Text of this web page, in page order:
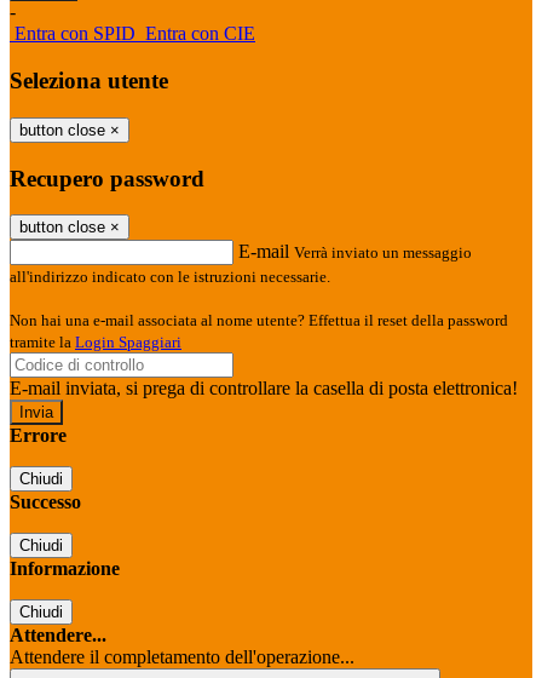
-
Entra con SPID Entra con CIE
Seleziona utente
button close ×
Recupero password
button close ×
E-mail Verrà inviato un messaggio
all'indirizzo indicato con le istruzioni necessarie.
Non hai una e-mail associata al nome utente? Effettua il reset della password
tramite la Login Spaggiari
E-mail inviata, si prega di controllare la casella di posta elettronica!
Errore
Chiudi
Successo
Chiudi
Informazione
Chiudi
Attendere...
Attendere il completamento dell'operazione...